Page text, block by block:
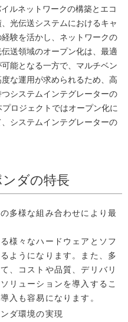
ルネットワークの構築とエコ
光伝送システムにおけるキャ
験を活かし、ネットワークの
送領域のオープン化は、最適
能となる一方で、マルチベン
な運用が求められるため、高
システムインテグレーターの
ロジェクトではオープン化に
システムインテグレーターの
ダの特長
多様な組み合わせにより最
様々なハードウェアとソフ
ようになります。また、多
、コストや品質、デリバリ
リューションを導入するこ
入も容易になります。
ダ環境の実現